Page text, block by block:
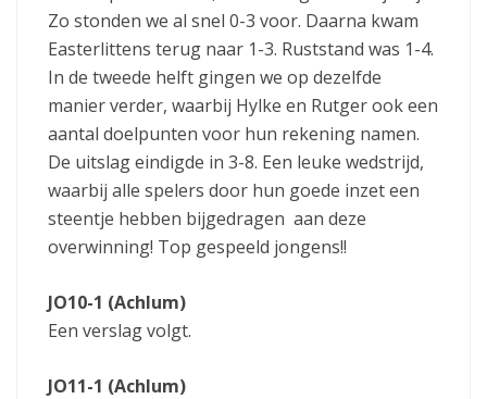
Zo stonden we al snel 0-3 voor. Daarna kwam
Easterlittens terug naar 1-3. Ruststand was 1-4.
In de tweede helft gingen we op dezelfde
manier verder, waarbij Hylke en Rutger ook een
aantal doelpunten voor hun rekening namen.
De uitslag eindigde in 3-8. Een leuke wedstrijd,
waarbij alle spelers door hun goede inzet een
steentje hebben bijgedragen aan deze
overwinning! Top gespeeld jongens!!
JO10-1 (Achlum)
Een verslag volgt.
JO11-1 (Achlum)